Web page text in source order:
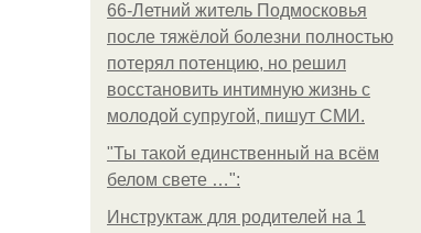
66-Летний житель Подмосковья
после тяжёлой болезни полностью
потерял потенцию, но решил
восстановить интимную жизнь с
молодой супругой, пишут СМИ.
"Ты такой единственный на всём
белом свете …":
Инструктаж для родителей на 1